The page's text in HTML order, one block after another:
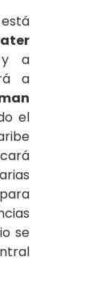
a
a
el
se